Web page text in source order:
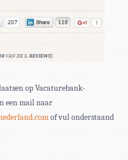
op Vacaturebank-
een mail naar
of vul onderstaand